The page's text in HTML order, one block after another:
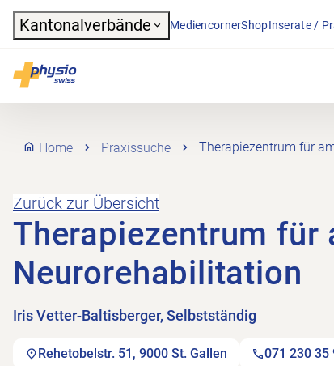
Header
Kantonalverbände MediencornerShopInserate /
Physioswiss
Hauptnavigation
Home Praxissuche Therapiezentrum für
Zurück zur Übersicht
Therapiezentrum für
Neurorehabilitation
Iris Vetter-Baltisberger, Selbstständig
Rehetobelstr. 51, 9000 St. Gallen 071 230 35